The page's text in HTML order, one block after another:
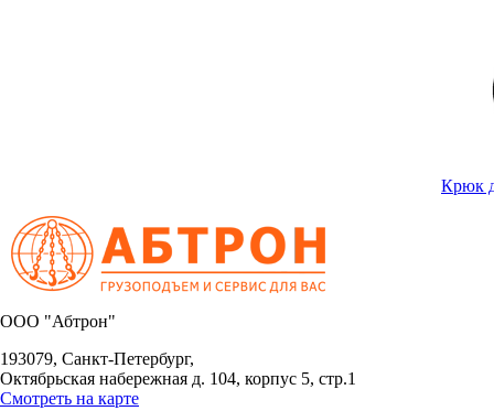
Крюк
OOO "Абтрон"
193079, Санкт-Петербург,
Октябрьская набережная д. 104, корпус 5, стр.1
Смотреть на карте